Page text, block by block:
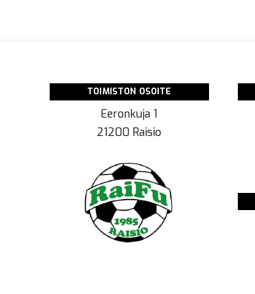
TOIMISTON OSOITE
Eeronkuja 1
21200 Raisio